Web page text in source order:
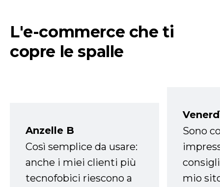
L'e-commerce che ti
copre le spalle
Anzelle B
Così semplice da usare:
anche i miei clienti più
tecnofobici riescono a
Sono
mio